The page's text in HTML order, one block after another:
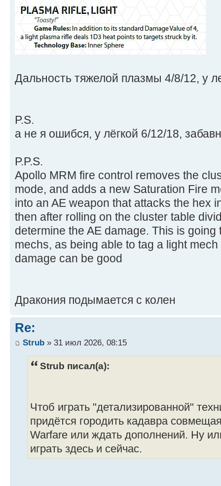
Дальность тяжелой плазмы 4/8/12, у
P.S.
а не я ошибся, у лёгкой 6/12/18,
P.P.S.
Apollo MRM fire control removes the
mode, and adds a new Saturation Fire
into an AE weapon that attacks the hex
then after rolling on the cluster table
determine the AE damage. This is
mechs, as being able to tag a light
damage can be good
Дракония подымается с колен
Re:
Strub » 31 июл 2026, 08:15
Strub писал(а):
Чтоб играть "детализированной"
придётся городить кадавра
Warfare или ждать дополнений. Ну
играть здесь и сейчас.